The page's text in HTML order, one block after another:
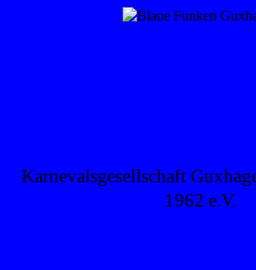
Karnevalsgesellschaft
1962 e.V.